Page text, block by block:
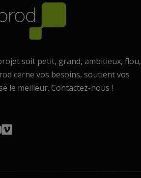
soit petit, grand, ambitieux, flou,
cerne vos besoins, soutient vos
le meilleur. Contactez-nous !